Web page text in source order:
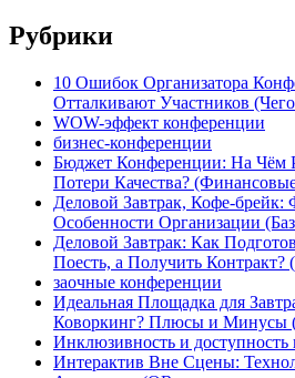
Рубрики
10 Ошибок Организатора
Отталкивают Участников (Чего
WOW-эффект конференции
бизнес-конференции
Бюджет Конференции: На Чём
Потери Качества?
Деловой Завтрак, Кофе-брейк:
Особенности Организации
Деловой Завтрак: Как
Поесть, а Получить Контракт?
заочные конференции
Идеальная Площадка для
Коворкинг? Плюсы и Минусы
Инклюзивность и доступность
Интерактив Вне Сцены: